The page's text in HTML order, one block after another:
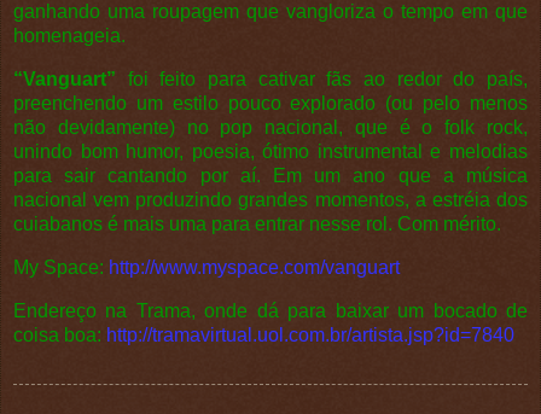
ganhando uma roupagem que vangloriza o tempo em que
homenageia.
“Vanguart” foi feito para cativar fãs ao redor do país,
preenchendo um estilo pouco explorado (ou pelo menos
não devidamente) no pop nacional, que é o folk rock,
unindo bom humor, poesia, ótimo instrumental e melodias
para sair cantando por aí. Em um ano que a música
nacional vem produzindo grandes momentos, a estréia dos
cuiabanos é mais uma para entrar nesse rol. Com mérito.
My Space: http://www.myspace.com/vanguart
Endereço na Trama, onde dá para baixar um bocado de
coisa boa: http://tramavirtual.uol.com.br/artista.jsp?id=7840